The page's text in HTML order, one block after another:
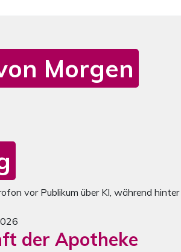
Morgen
inspirationLAB
sechs Bilder. Mit den
der Apotheke